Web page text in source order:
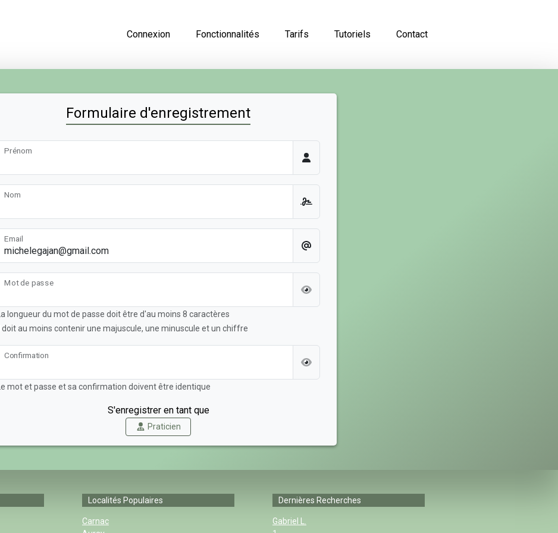
Connexion Fonctionnalités Tarifs Tutoriels Contact
Formulaire d'enregistrement
Prénom
Nom
Email
Mot de passe
La longueur du mot de passe doit être d'au moins 8 caractères
Il doit au moins contenir une majuscule, une minuscule et un chiffre
Confirmation
Le mot et passe et sa confirmation doivent être identique
S'enregistrer en tant que
Praticien
Localités Populaires
Carnac
Dernières Recherches
Gabriel L.